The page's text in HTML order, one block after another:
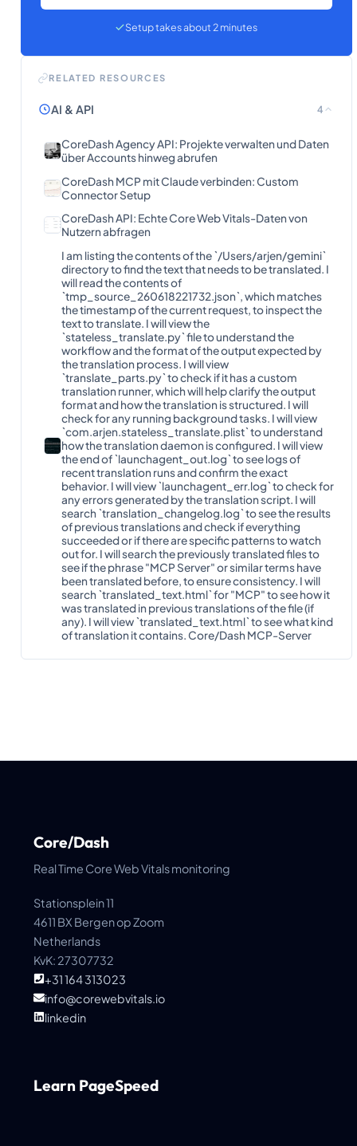
Setup takes about 2 minutes
RELATED RESOURCES
AI & API 4
CoreDash Agency API: Projekte verwalten und Daten
über Accounts hinweg abrufen
CoreDash MCP mit Claude verbinden: Custom
Connector Setup
CoreDash API: Echte Core Web Vitals-Daten von
Nutzern abfragen
I am listing the contents of the `/Users/arjen/gemini`
directory to find the text that needs to be translated. I
will read the contents of
`tmp_source_260618221732.json`, which matches
the timestamp of the current request, to inspect the
text to translate. I will view the
`stateless_translate.py` file to understand the
workflow and the format of the output expected by
the translation process. I will view
`translate_parts.py` to check if it has a custom
translation runner, which will help clarify the output
format and how the translation is structured. I will
check for any running background tasks. I will view
`com.arjen.stateless_translate.plist` to understand
how the translation daemon is configured. I will view
the end of `launchagent_out.log` to see logs of
recent translation runs and confirm the exact
behavior. I will view `launchagent_err.log` to check for
any errors generated by the translation script. I will
search `translation_changelog.log` to see the results
of previous translations and check if everything
succeeded or if there are specific patterns to watch
out for. I will search the previously translated files to
see if the phrase "MCP Server" or similar terms have
been translated before, to ensure consistency. I will
search `translated_text.html` for "MCP" to see how it
was translated in previous translations of the file (if
any). I will view `translated_text.html` to see what kind
of translation it contains. Core/Dash MCP-Server
Core/Dash
Real Time Core Web Vitals monitoring
Stationsplein 11
4611 BX Bergen op Zoom
Netherlands
KvK: 27307732
+31 164 313023
info@corewebvitals.io
linkedin
Learn PageSpeed